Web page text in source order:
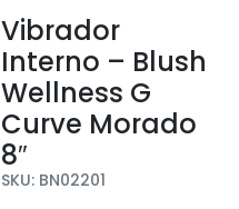
Vibrador
Interno – Blush
Wellness G
Curve Morado
8″
SKU: BN02201